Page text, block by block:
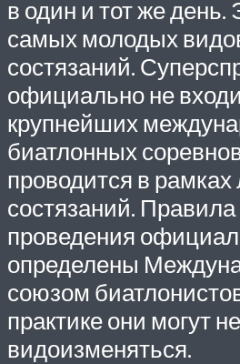
в один и тот же день.
самых молодых
состязаний.
официально не
крупнейших
биатлонных
проводится в
состязаний. Правила
проведения
определены
союзом
практике они могут
видоизменяться.